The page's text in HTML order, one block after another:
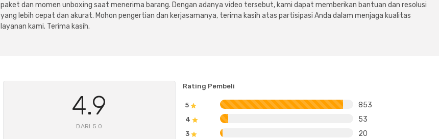
paket dan momen unboxing saat menerima barang. Dengan adanya video tersebut, kami dapat memberikan bantuan dan resolusi
yang lebih cepat dan akurat. Mohon pengertian dan kerjasamanya, terima kasih atas partisipasi Anda dalam menjaga kualitas
layanan kami. Terima kasih.
4.9
DARI 5.0
Rating Pembeli
5 853
4 53
3 20